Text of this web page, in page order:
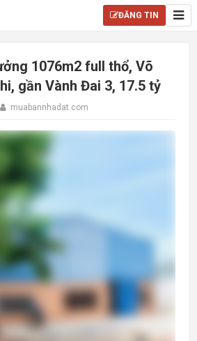
ĐĂNG TIN
1076m2 full thổ, Võ
gần Vành Đai 3, 17.5 tỷ
muabannhadat.com